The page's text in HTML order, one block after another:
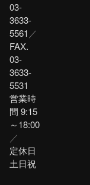
03-
3633-
5561 ／
FAX.
03-
3633-
5531
営業時
間 9:15
～18:00
／
定休日
土日祝